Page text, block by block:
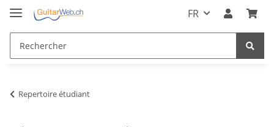
FR
Repertoire étudiant